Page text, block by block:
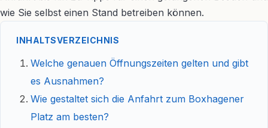
wie Sie selbst einen Stand betreiben können.
INHALTSVERZEICHNIS
Welche genauen Öffnungszeiten gelten und gibt
es Ausnahmen?
Wie gestaltet sich die Anfahrt zum Boxhagener
Platz am besten?